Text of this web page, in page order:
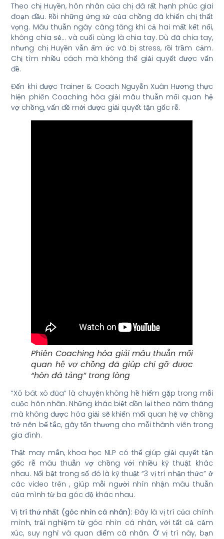
Theo chị Huyền, hôn nhân của chị đã rất hạnh phúc giai
đoạn đầu. Rồi những ứng xử của chồng đã khiến chị thất
vọng. Mâu thuẫn ngày càng tăng khi cả hai mất kết nối,
không chia sẻ… và cuối cùng là chia tay. Dù đã chia tay,
nhưng chị Huyền vẫn ấm ức và bị stress, rồi trầm cảm.
Chị tìm nhiều cách mà không thể giải quyết được vấn
đề.
Đến khi được Trainer & Coach Nguyễn Xuân Hương thực
hiện phiên Coaching hóa giải mâu thuẫn mối quan hệ
vợ chồng, vấn đề mới được giải quyết tận gốc rễ.
Phiên Coaching hóa giải mâu thuẫn mối
quan hệ vợ chồng đã giúp chị gỡ được
“hòn đá tảng” trong lòng
“Xô bát xô đũa” là chuyện không hề hiếm gặp trong mỗi
cuộc hôn nhân. Những khác biệt dồn lại theo năm tháng
mà không được hóa giải sẽ khiến mối quan hệ vợ chồng
trở nên bế tắc, gây tổn thương cho mỗi thành viên trong
gia đình.
Thật may mắn, khoa học NLP có thể giúp giải quyết tận
gốc rễ mâu thuẫn vợ chồng với nhiều kỹ thuật khác
nhau. Nổi bật trong số đó là kỹ thuật “3 vị trí nhận thức” ở
các video trên , giúp mỗi người nhìn nhận mâu thuẫn
của mình từ ba góc độ khác nhau.
Vị trí thứ nhất (góc nhìn cá nhân): Đây là vị trí của chính
mình, trải nghiệm từ góc nhìn cá nhân, với tất cả cảm
xúc, suy nghĩ và quan điểm cá nhân. Ở vị trí này, bạn